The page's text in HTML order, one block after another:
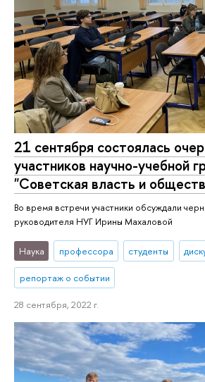
21 сентября состоялась
участников научно-учебной
"Советская власть и
Во время встречи участники обсуждали
руководителя НУГ Ирины Махаловой
Наука профессора студенты
репортаж о событии
28 сентября, 2022 г.